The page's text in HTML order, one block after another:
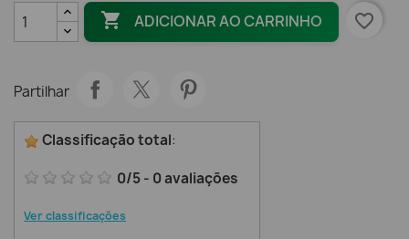
 ADICIONAR AO CARRINHO favorite_border
Partilhar
Classificação total:
0/5- 0avaliações
Ver classificações